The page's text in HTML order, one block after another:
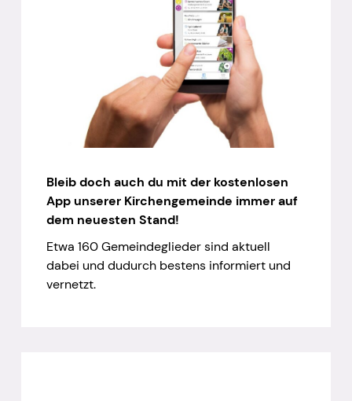
Bleib doch auch du mit der kostenlosen
App unserer Kirchengemeinde immer auf
dem neuesten Stand!
Etwa 160 Gemeindeglieder sind aktuell
dabei und dudurch bestens informiert und
vernetzt.